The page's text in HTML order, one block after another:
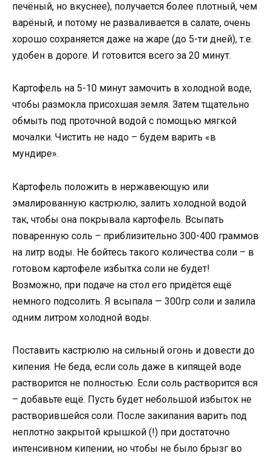
печёный, но вкуснее), получается более плотный, чем
варёный, и потому не разваливается в салате, очень
хорошо сохраняется даже на жаре (до 5-ти дней), т.е.
удобен в дороге. И готовится всего за 20 минут.
Картофель на 5-10 минут замочить в холодной воде,
чтобы размокла присохшая земля. Затем тщательно
обмыть под проточной водой с помощью мягкой
мочалки. Чистить не надо – будем варить «в
мундире».
Картофель положить в нержавеющую или
эмалированную кастрюлю, залить холодной водой
так, чтобы она покрывала картофель. Всыпать
поваренную соль – приблизительно 300-400 граммов
на литр воды. Не бойтесь такого количества соли – в
готовом картофеле избытка соли не будет!
Возможно, при подаче на стол его придётся ещё
немного подсолить. Я всыпала — 300гр соли и залила
одним литром холодной воды.
Поставить кастрюлю на сильный огонь и довести до
кипения. Не беда, если соль даже в кипящей воде
растворится не полностью. Если соль растворится вся
– добавьте ещё. Пусть будет небольшой избыток не
растворившейся соли. После закипания варить под
неплотно закрытой крышкой (!) при достаточно
интенсивном кипении, но чтобы не было брызг во